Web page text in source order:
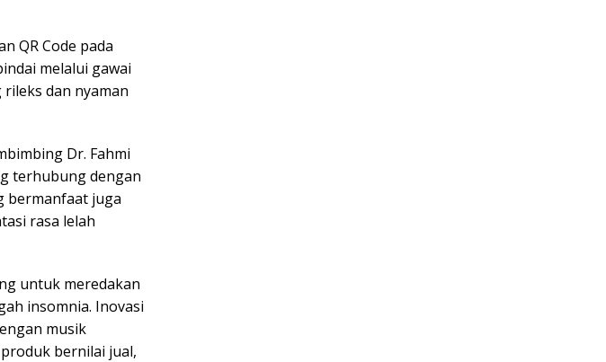
QR Code pada
melalui gawai
dan nyaman
Dr. Fahmi
terhubung dengan
bermanfaat juga
rasa lelah
untuk meredakan
insomnia. Inovasi
musik
bernilai jual,